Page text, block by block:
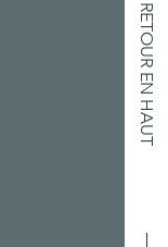
RETOUR EN HAUT